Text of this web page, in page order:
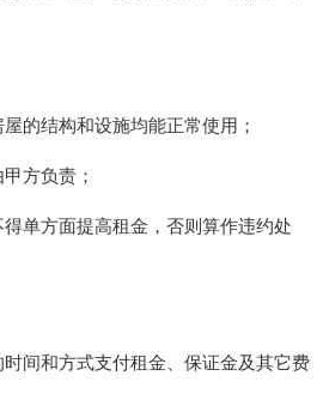
结构和设施均能正常使用；
方负责；
方面提高租金，否则算作违约处
和方式支付租金、保证金及其它费